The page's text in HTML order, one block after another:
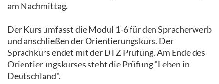
am Nachmittag.
Der Kurs umfasst die Modul 1-6 für den Spracherwerb
und anschließen der Orientierungskurs. Der
Sprachkurs endet mit der DTZ Prüfung. Am Ende des
Orientierungskurses steht die Prüfung "Leben in
Deutschland".